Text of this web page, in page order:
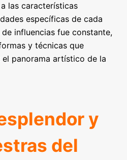
las características
específicas de cada
influencias fue constante,
y técnicas que
el panorama artístico de la
y
del